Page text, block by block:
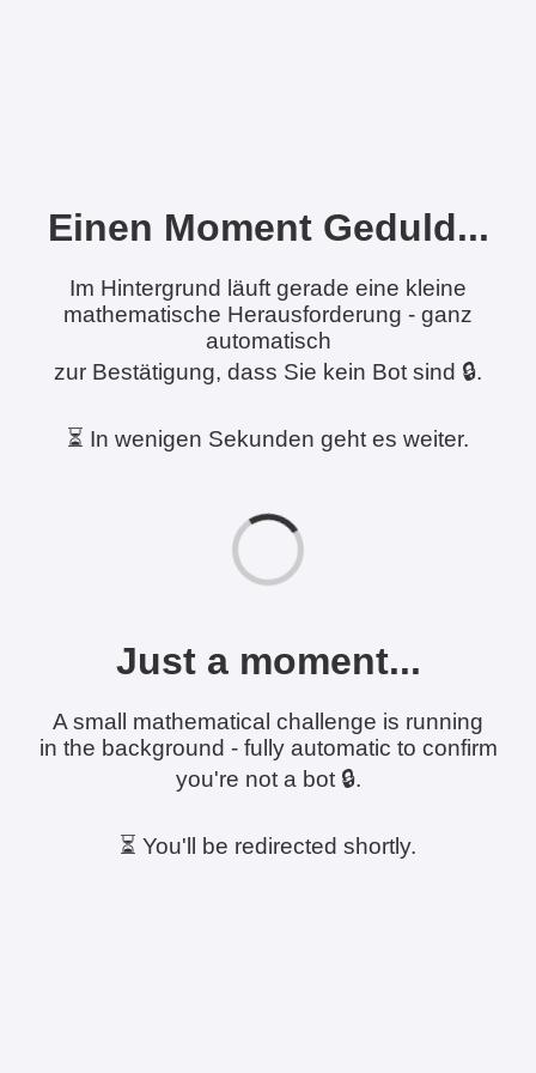
Einen Moment Geduld...
Im Hintergrund läuft gerade eine kleine
mathematische Herausforderung - ganz
automatisch
zur Bestätigung, dass Sie kein Bot sind 🔒.
⏳ In wenigen Sekunden geht es weiter.
Just a moment...
A small mathematical challenge is running
in the background - fully automatic to confirm
you're not a bot 🔒.
⏳ You'll be redirected shortly.